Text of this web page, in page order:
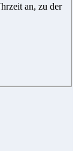
an, zu der